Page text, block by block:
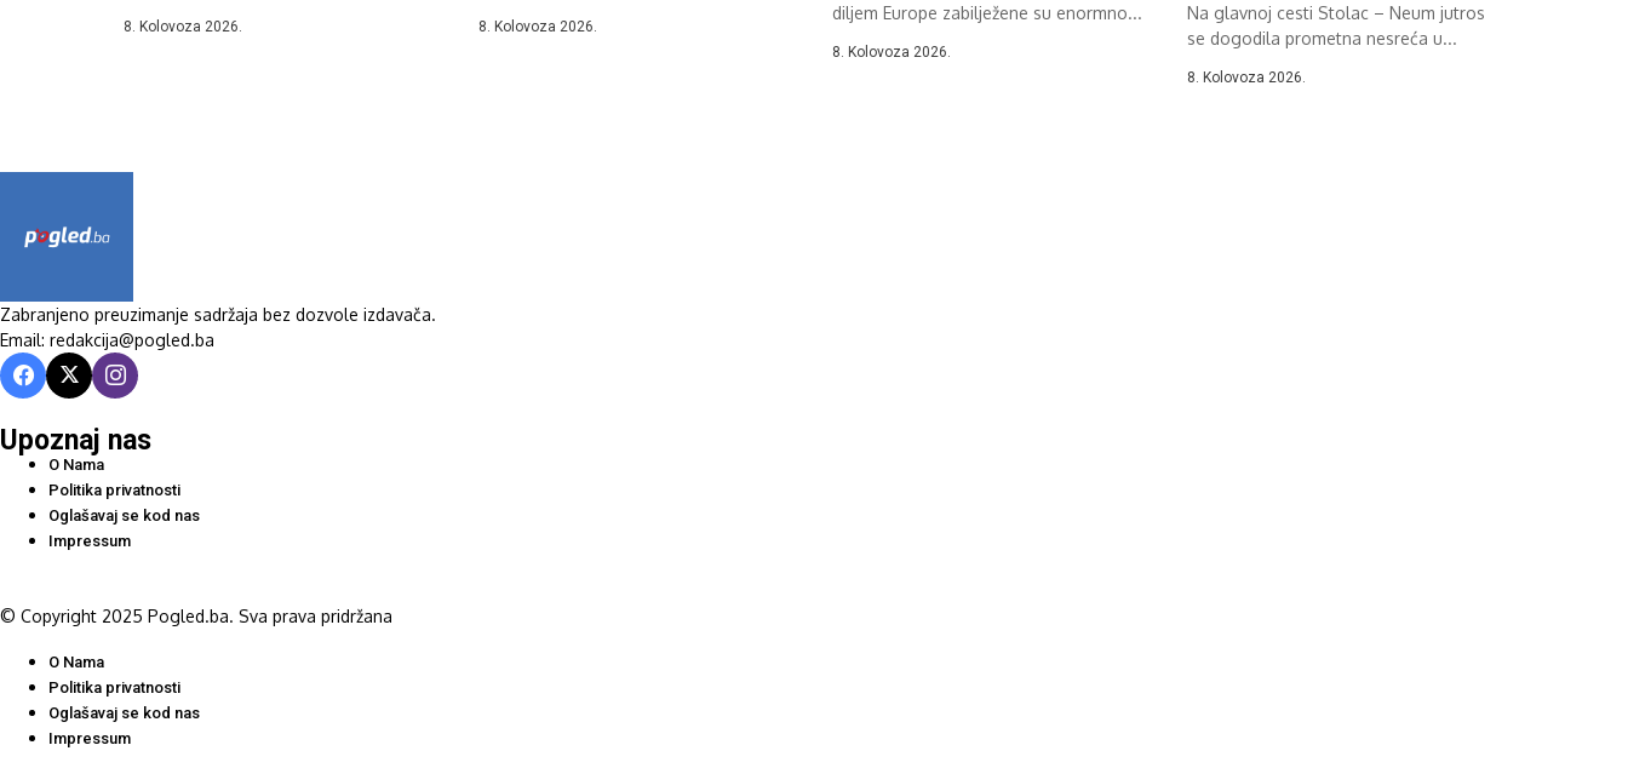
8. Kolovoza 2026.
otvorenom,...
8. Kolovoza 2026.
diljem Europe zabilježene su enormno...
8. Kolovoza 2026.
Na glavnoj cesti Stolac – Neum jutros
se dogodila prometna nesreća u...
8. Kolovoza 2026.
Zabranjeno preuzimanje sadržaja bez dozvole izdavača.
Email: redakcija@pogled.ba
Upoznaj nas
O Nama
Politika privatnosti
Oglašavaj se kod nas
Impressum
© Copyright 2025 Pogled.ba. Sva prava pridržana
O Nama
Politika privatnosti
Oglašavaj se kod nas
Impressum